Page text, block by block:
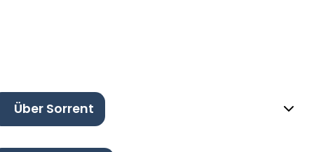
Über Sorrent